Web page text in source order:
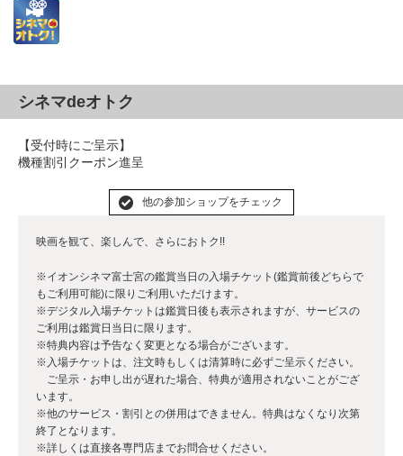
シネマdeオトク
【受付時にご呈示】
機種割引クーポン進呈
他の参加ショップをチェック
映画を観て、楽しんで、さらにおトク!!
※イオンシネマ富士宮の鑑賞当日の入場チケット(鑑賞前後どちらで
もご利用可能)に限りご利用いただけます。
※デジタル入場チケットは鑑賞日後も表示されますが、サービスの
ご利用は鑑賞日当日に限ります。
※特典内容は予告なく変更となる場合がございます。
※入場チケットは、注文時もしくは清算時に必ずご呈示ください。
ご呈示・お申し出が遅れた場合、特典が適用されないことがござ
います。
※他のサービス・割引との併用はできません。特典はなくなり次第
終了となります。
※詳しくは直接各専門店までお問合せください。